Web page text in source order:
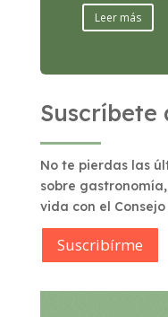
Leer más
Suscríbete
No te pierdas las
sobre
vida con el
Suscribírme